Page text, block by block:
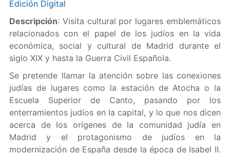
Edición Digital
Descripción: Visita cultural por lugares emblemáticos
relacionados con el papel de los judíos en la vida
económica, social y cultural de Madrid durante el
siglo XIX y hasta la Guerra Civil Española.
Se pretende llamar la atención sobre las conexiones
judías de lugares como la estación de Atocha o la
Escuela Superior de Canto, pasando por los
enterramientos judíos en la capital, y lo que nos dicen
acerca de los orígenes de la comunidad judía en
Madrid y el protagonismo de judíos en la
modernización de España desde la época de Isabel II.